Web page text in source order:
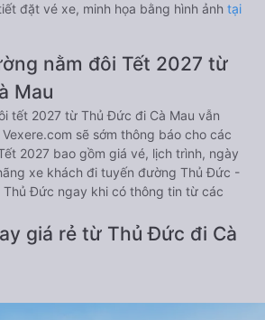
đặt vé xe, minh họa bằng hình ảnh tại
nằm đôi Tết 2027 từ
Mau
tết 2027 từ Thủ Đức đi Cà Mau vẫn
sẽ sớm thông báo cho các
2027 bao gồm giá vé, lịch trình, ngày
xe khách đi tuyến đường Thủ Đức -
Thủ Đức ngay khi có thông tin từ các
giá rẻ từ Thủ Đức đi Cà